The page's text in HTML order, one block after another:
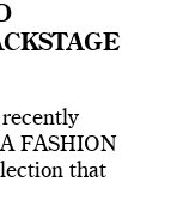
FASHION
that